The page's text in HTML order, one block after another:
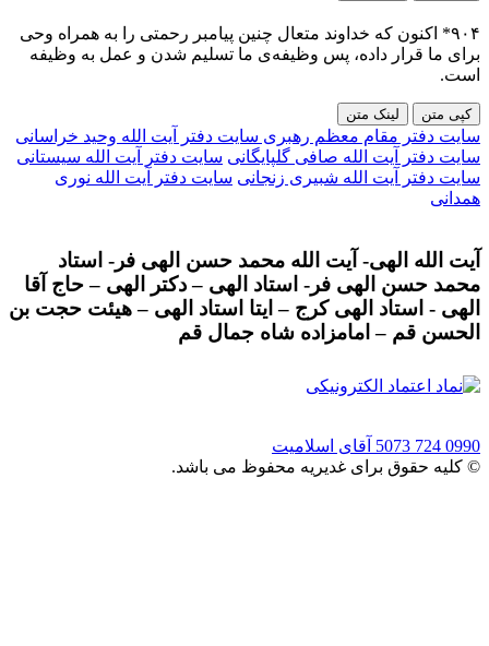
۹۰۴* اکنون که خداوند متعال چنین پیامبر رحمتی را به همراه وحی
برای ما قرار داده، پس وظیفه‌ی ما تسلیم شدن و عمل به وظیفه
است.
کپی متن لینک متن
سایت دفتر مقام معظم رهبری سایت دفتر آیت الله وحید خراسانی
سایت دفتر آیت الله صافی گلپایگانی سایت دفتر آیت الله سیستانی
سایت دفتر آیت الله شبیری زنجانی سایت دفتر آیت الله نوری
همدانی
آیت الله الهی- آیت الله محمد حسن الهی فر- استاد
محمد حسن الهی فر- استاد الهی – دکتر الهی – حاج آقا
الهی - استاد الهی کرج – ایتا استاد الهی – هیئت حجت بن
الحسن قم – امامزاده شاه جمال قم
0990 724 5073
آقای اسلامیت
© کلیه حقوق برای غدیریه محفوظ می باشد.